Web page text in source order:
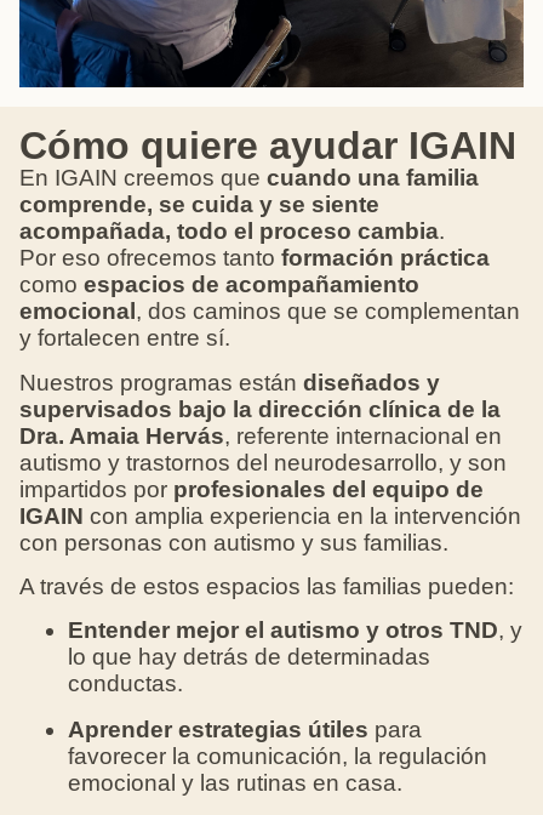
Cómo quiere ayudar IGAIN
En IGAIN creemos que cuando una familia
comprende, se cuida y se siente
acompañada, todo el proceso cambia.
Por eso ofrecemos tanto formación práctica
como espacios de acompañamiento
emocional , dos caminos que se complementan
y fortalecen entre sí.
Nuestros programas están diseñados y
supervisados bajo la dirección clínica de la
Dra. Amaia Hervás, referente internacional en
autismo y trastornos del neurodesarrollo, y son
impartidos por profesionales del equipo de
IGAIN con amplia experiencia en la intervención
con personas con autismo y sus familias.
A través de estos espacios las familias pueden:
Entender mejor el autismo y otros TND, y
lo que hay detrás de determinadas
conductas.
Aprender estrategias útiles para
favorecer la comunicación, la regulación
emocional y las rutinas en casa.